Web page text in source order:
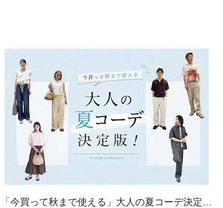
「今買って秋まで使える」大人の夏コーデ決定